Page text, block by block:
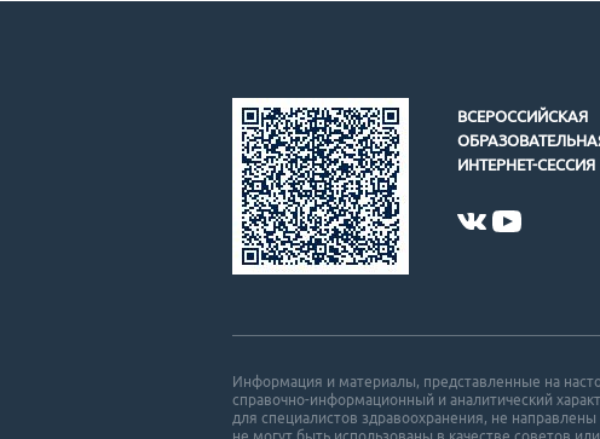
ВСЕРОССИЙСКАЯ
ИНТЕРНЕТ-СЕССИЯ
Информация и материалы, представленные на
справочно-информационный и аналитический
для специалистов здравоохранения, не